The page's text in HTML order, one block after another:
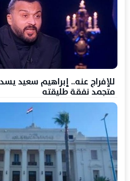
متجمد نفقة طليقته